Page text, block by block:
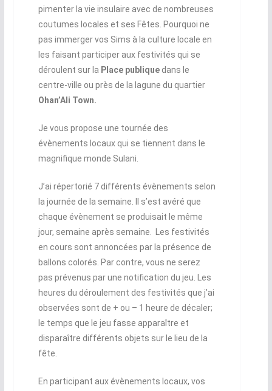
pimenter la vie insulaire avec de nombreuses
coutumes locales et ses Fêtes. Pourquoi ne
pas immerger vos Sims à la culture locale en
les faisant participer aux festivités qui se
déroulent sur la Place publiquedans le
centre-ville ou près de la lagune du quartier
Ohan’Ali Town.
Je vous propose une tournée des
évènements locaux qui se tiennent dans le
magnifique monde Sulani.
J’ai répertorié 7 différents évènements selon
la journée de la semaine. Il s’est avéré que
chaque évènement se produisait le même
jour, semaine après semaine. Les festivités
en cours sont annoncées par la présence de
ballons colorés. Par contre, vous ne serez
pas prévenus par une notification du jeu. Les
heures du déroulement des festivités que j’ai
observées sont de + ou – 1 heure de décaler;
le temps que le jeu fasse apparaître et
disparaître différents objets sur le lieu de la
fête.
En participant aux évènements locaux, vos